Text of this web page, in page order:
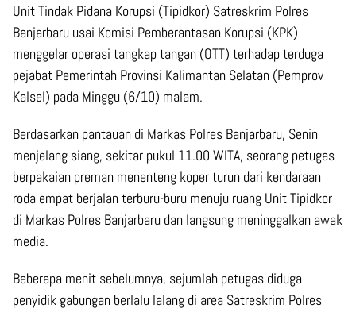
Unit Tindak Pidana Korupsi (Tipidkor) Satreskrim Polres
Banjarbaru usai Komisi Pemberantasan Korupsi (KPK)
menggelar operasi tangkap tangan (OTT) terhadap terduga
pejabat Pemerintah Provinsi Kalimantan Selatan (Pemprov
Kalsel) pada Minggu (6/10) malam.
Berdasarkan pantauan di Markas Polres Banjarbaru, Senin
menjelang siang, sekitar pukul 11.00 WITA, seorang petugas
berpakaian preman menenteng koper turun dari kendaraan
roda empat berjalan terburu-buru menuju ruang Unit Tipidkor
di Markas Polres Banjarbaru dan langsung meninggalkan awak
media.
Beberapa menit sebelumnya, sejumlah petugas diduga
penyidik gabungan berlalu lalang di area Satreskrim Polres